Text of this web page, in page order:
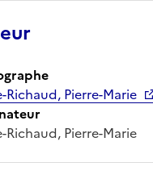
Richaud, Pierre-Marie
Richaud, Pierre-Marie